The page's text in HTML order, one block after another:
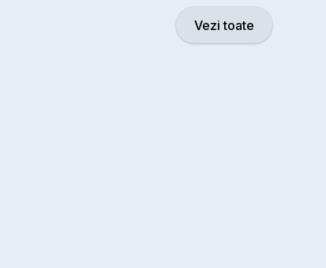
Vezi toate